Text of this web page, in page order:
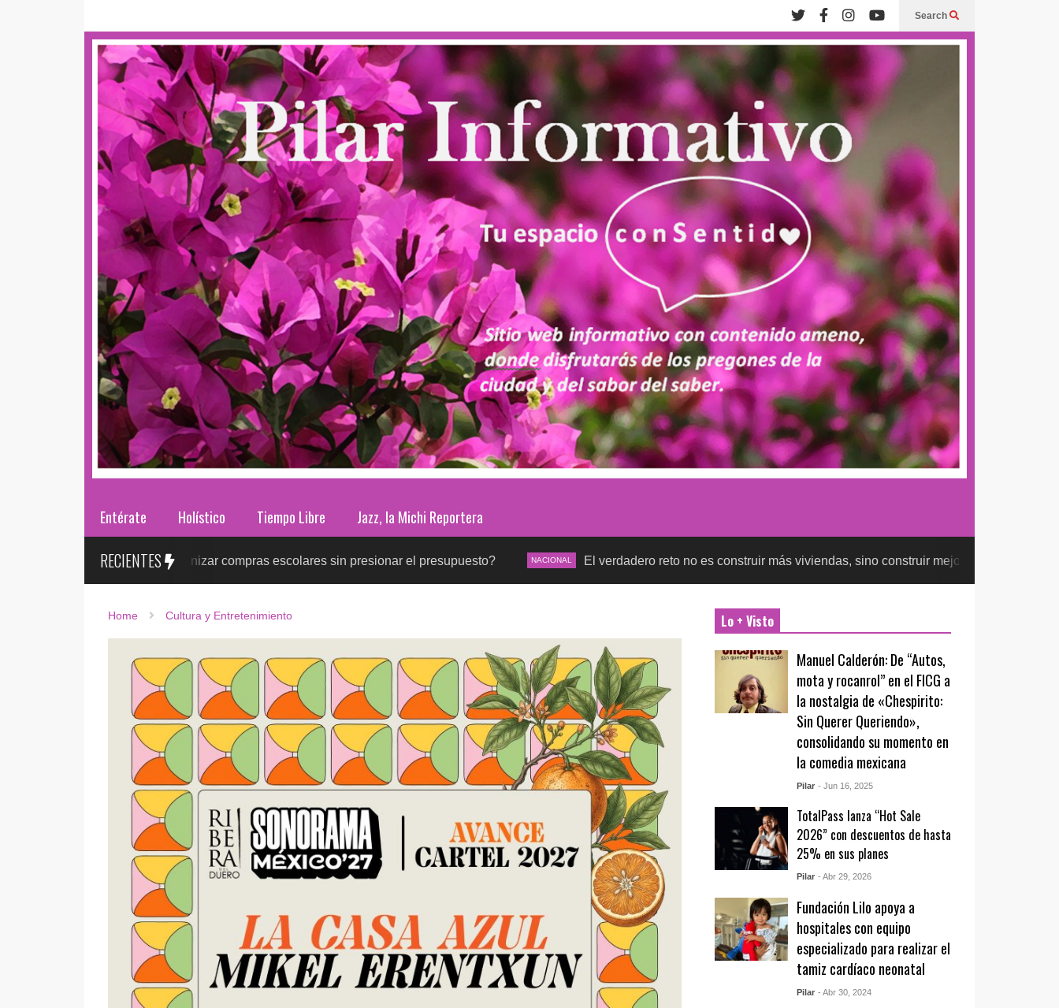
Search
Entérate Holístico Tiempo Libre Jazz, la Michi Reportera
RECIENTES
¿cómo organizar compras escolares sin presionar el presupuesto? NACIONAL El verdadero reto no es construir más viviendas, sino construir mejores ciudades
Home Cultura y Entretenimiento Lo + Visto
Manuel Calderón: De “Autos,
mota y rocanrol” en el FICG a
la nostalgia de «Chespirito:
Sin Querer Queriendo»,
consolidando su momento en
la comedia mexicana
Pilar - Jun 16, 2025
TotalPass lanza “Hot Sale
2026” con descuentos de hasta
25% en sus planes
Pilar - Abr 29, 2026
Fundación Lilo apoya a
hospitales con equipo
especializado para realizar el
tamiz cardíaco neonatal
Pilar - Abr 30, 2024